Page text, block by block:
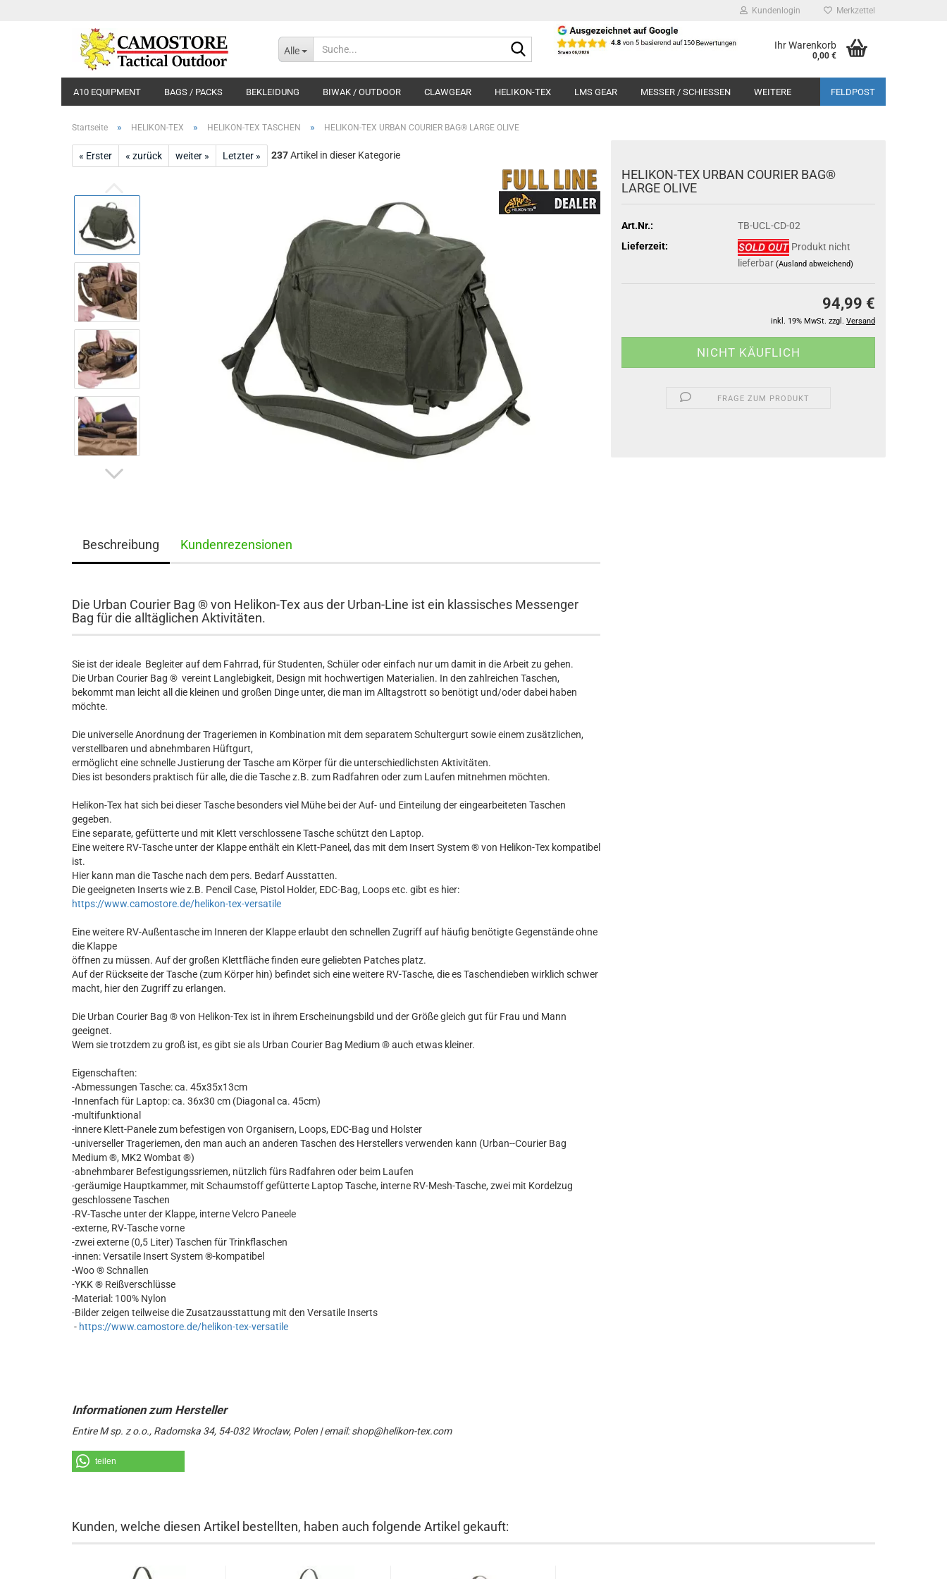
Kundenlogin Merkzettel
Alle
Suche... Ihr Warenkorb
0,00 €
A10 EQUIPMENT BAGS / PACKS BEKLEIDUNG BIWAK / OUTDOOR CLAWGEAR HELIKON-TEX LMS GEAR MESSER / SCHIESSEN FELDPOST
WEITERE
Startseite » HELIKON-TEX » HELIKON-TEX TASCHEN » HELIKON-TEX URBAN COURIER BAG® LARGE OLIVE
« Erster « zurück weiter » Letzter » 237Artikel in dieser Kategorie
HELIKON-TEX URBAN COURIER BAG®
LARGE OLIVE
Art.Nr.:
TB-UCL-CD-02
Lieferzeit:
Produkt nicht
lieferbar (Ausland abweichend)
94,99 €
inkl. 19% MwSt. zzgl. Versand
FRAGE ZUM PRODUKT
Beschreibung Kundenrezensionen
Die Urban Courier Bag ® von Helikon-Tex aus der Urban-Line ist ein klassisches Messenger
Bag für die alltäglichen Aktivitäten.
Sie ist der ideale Begleiter auf dem Fahrrad, für Studenten, Schüler oder einfach nur um damit in die Arbeit zu gehen.
Die Urban Courier Bag ® vereint Langlebigkeit, Design mit hochwertigen Materialien. In den zahlreichen Taschen,
bekommt man leicht all die kleinen und großen Dinge unter, die man im Alltagstrott so benötigt und/oder dabei haben
möchte.
Die universelle Anordnung der Trageriemen in Kombination mit dem separatem Schultergurt sowie einem zusätzlichen,
verstellbaren und abnehmbaren Hüftgurt,
ermöglicht eine schnelle Justierung der Tasche am Körper für die unterschiedlichsten Aktivitäten.
Dies ist besonders praktisch für alle, die die Tasche z.B. zum Radfahren oder zum Laufen mitnehmen möchten.
Helikon-Tex hat sich bei dieser Tasche besonders viel Mühe bei der Auf- und Einteilung der eingearbeiteten Taschen
gegeben.
Eine separate, gefütterte und mit Klett verschlossene Tasche schützt den Laptop.
Eine weitere RV-Tasche unter der Klappe enthält ein Klett-Paneel, das mit dem Insert System ® von Helikon-Tex kompatibel
ist.
Hier kann man die Tasche nach dem pers. Bedarf Ausstatten.
Die geeigneten Inserts wie z.B. Pencil Case, Pistol Holder, EDC-Bag, Loops etc. gibt es hier:
https://www.camostore.de/helikon-tex-versatile
Eine weitere RV-Außentasche im Inneren der Klappe erlaubt den schnellen Zugriff auf häufig benötigte Gegenstände ohne
die Klappe
öffnen zu müssen. Auf der großen Klettfläche finden eure geliebten Patches platz.
Auf der Rückseite der Tasche (zum Körper hin) befindet sich eine weitere RV-Tasche, die es Taschendieben wirklich schwer
macht, hier den Zugriff zu erlangen.
Die Urban Courier Bag ® von Helikon-Tex ist in ihrem Erscheinungsbild und der Größe gleich gut für Frau und Mann
geeignet.
Wem sie trotzdem zu groß ist, es gibt sie als Urban Courier Bag Medium ® auch etwas kleiner.
Eigenschaften:
-Abmessungen Tasche: ca. 45x35x13cm
-Innenfach für Laptop: ca. 36x30 cm (Diagonal ca. 45cm)
-multifunktional
-innere Klett-Panele zum befestigen von Organisern, Loops, EDC-Bag und Holster
-universeller Trageriemen, den man auch an anderen Taschen des Herstellers verwenden kann (Urban--Courier Bag
Medium ®, MK2 Wombat ®)
-abnehmbarer Befestigungssriemen, nützlich fürs Radfahren oder beim Laufen
-geräumige Hauptkammer, mit Schaumstoff gefütterte Laptop Tasche, interne RV-Mesh-Tasche, zwei mit Kordelzug
geschlossene Taschen
-RV-Tasche unter der Klappe, interne Velcro Paneele
-externe, RV-Tasche vorne
-zwei externe (0,5 Liter) Taschen für Trinkflaschen
-innen: Versatile Insert System ®-kompatibel
-Woo ® Schnallen
-YKK ® Reißverschlüsse
-Material: 100% Nylon
-Bilder zeigen teilweise die Zusatzausstattung mit den Versatile Inserts
- https://www.camostore.de/helikon-tex-versatile
Entire M sp. z o.o., Radomska 34, 54-032 Wroclaw, Polen | email: shop@helikon-tex.com
teilen
Kunden, welche diesen Artikel bestellten, haben auch folgende Artikel gekauft: